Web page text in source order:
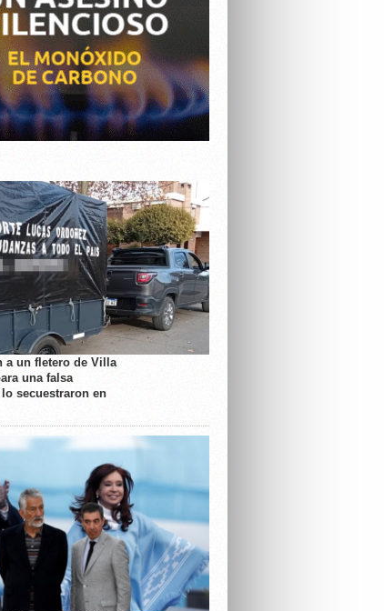
a un fletero de Villa
una falsa
secuestraron en